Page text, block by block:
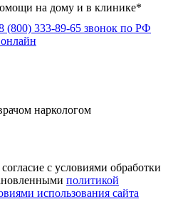
на дому и в клинике*
(800) 333-89-65 звонок по РФ
наркологом
с условиями обработки
политикой
использования сайта